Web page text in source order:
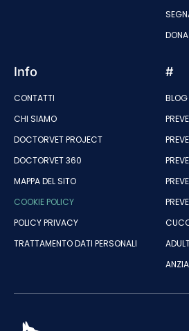
Info
CONTATTI
CHI SIAMO
DOCTORVET PROJECT
DOCTORVET 360
MAPPA DEL SITO
COOKIE POLICY
POLICY PRIVACY
TRATTAMENTO DATI PERSONALI
#
BLOG